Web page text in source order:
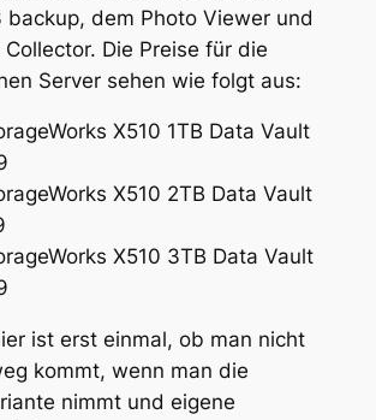
backup, dem Photo Viewer und
Die Preise für die
Server sehen wie folgt aus:
X510 1TB Data Vault
X510 2TB Data Vault
X510 3TB Data Vault
ist erst einmal, ob man nicht
kommt, wenn man die
nimmt und eigene